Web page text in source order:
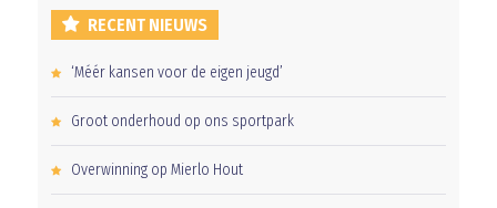
RECENT NIEUWS
‘Méér kansen voor de eigen jeugd’
Groot onderhoud op ons sportpark
Overwinning op Mierlo Hout